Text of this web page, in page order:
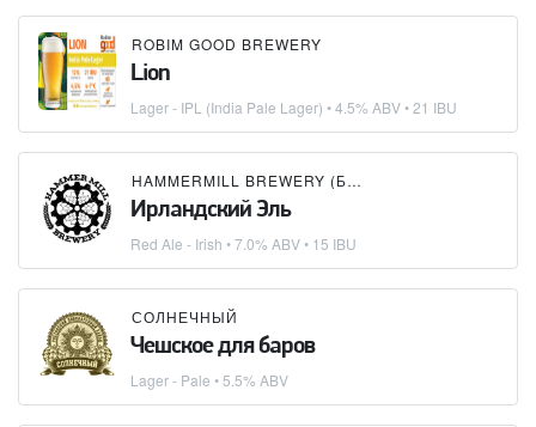
ROBIM GOOD BREWERY
Lion
Lager - IPL (India Pale Lager) • 4.5% ABV • 21 IBU
HAMMERMILL BREWERY (БУТЛЕГЕР)
Ирландский Эль
Red Ale - Irish • 7.0% ABV • 15 IBU
СОЛНЕЧНЫЙ
Чешское для баров
Lager - Pale • 5.5% ABV